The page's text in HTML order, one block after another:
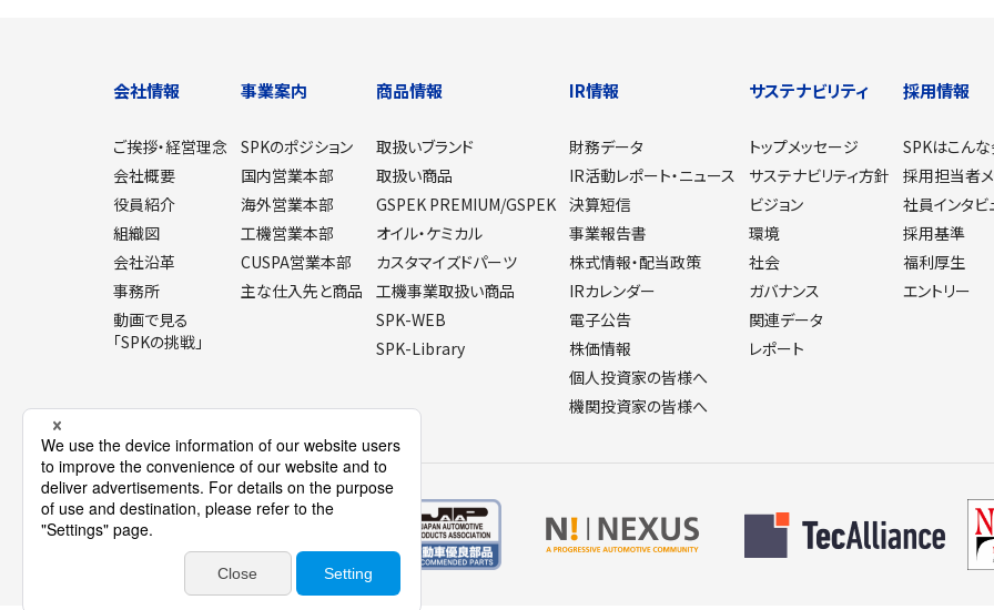
会社情報
ご挨拶・経営理念
会社概要
役員紹介
組織図
会社沿革
事務所
動画で見る
「SPKの挑戦」
事業案内
SPKのポジション
国内営業本部
海外営業本部
工機営業本部
CUSPA営業本部
主な仕入先と商品
商品情報
取扱いブランド
取扱い商品
GSPEK PREMIUM/GSPEK
オイル・ケミカル
カスタマイズドパーツ
工機事業取扱い商品
SPK-WEB
SPK-Library
IR情報
財務データ
IR活動レポート・ニュース
決算短信
事業報告書
株式情報・配当政策
IRカレンダー
電子公告
株価情報
個人投資家の皆様へ
機関投資家の皆様へ
サステナビリティ
トップメッセージ
サステナビリティ方針
ビジョン
環境
社会
ガバナンス
関連データ
レポート
採用情報
SPKはこん
採用担当者
社員インタビ
採用基準
福利厚生
エントリー